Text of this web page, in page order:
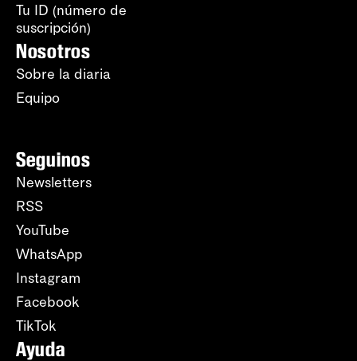
Tu ID (número de
suscripción)
Nosotros
Sobre la diaria
Equipo
Seguinos
Newsletters
RSS
YouTube
WhatsApp
Instagram
Facebook
TikTok
Ayuda